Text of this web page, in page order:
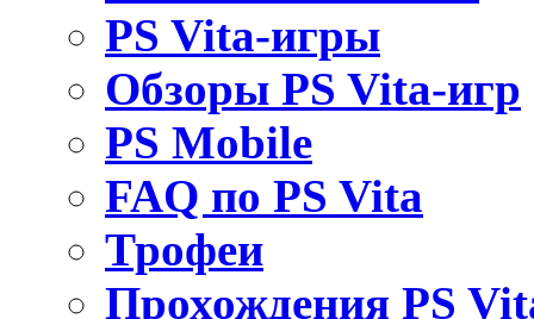
PS Vita-игры
Обзоры PS Vita-игр
PS Mobile
FAQ по PS Vita
Трофеи
Прохождения PS